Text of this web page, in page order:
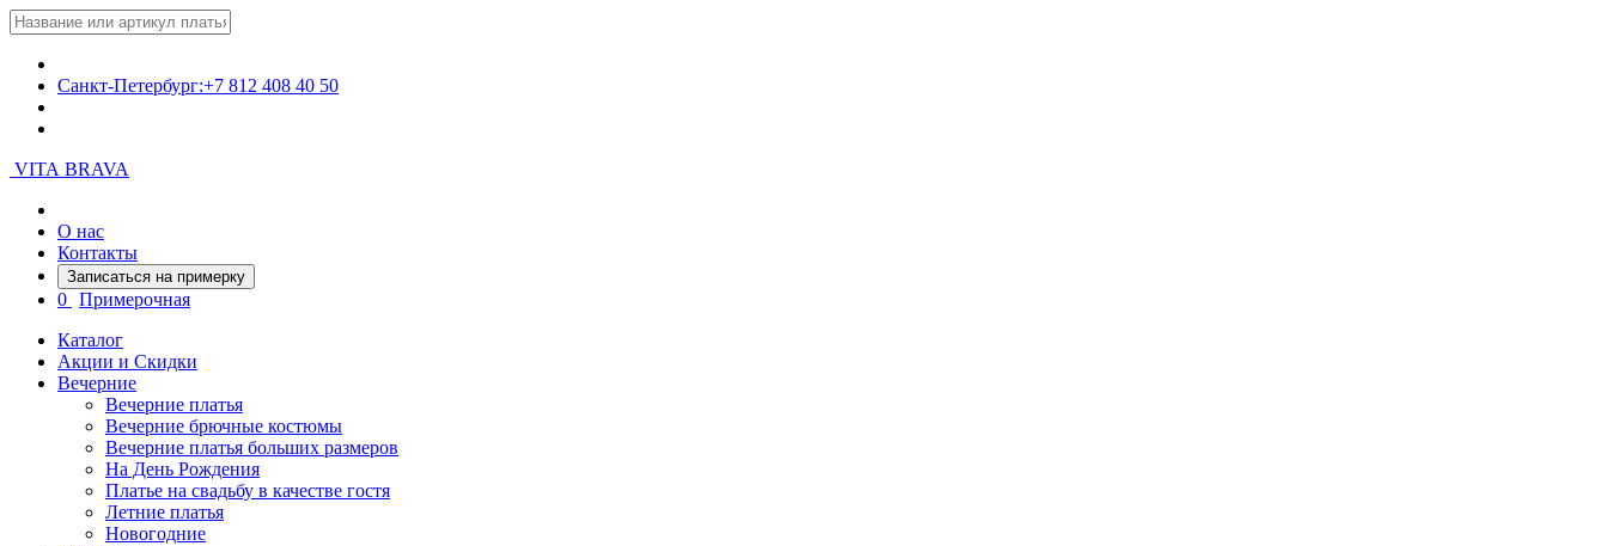
Санкт-Петербург:+7 812 408 40 50
VITA BRAVA
О нас
Контакты
Записаться на примерку
0 Примерочная
Каталог
Акции и Скидки
Вечерние
Вечерние платья
Вечерние брючные костюмы
Вечерние платья больших размеров
На День Рождения
Платье на свадьбу в качестве гостя
Летние платья
Новогодние